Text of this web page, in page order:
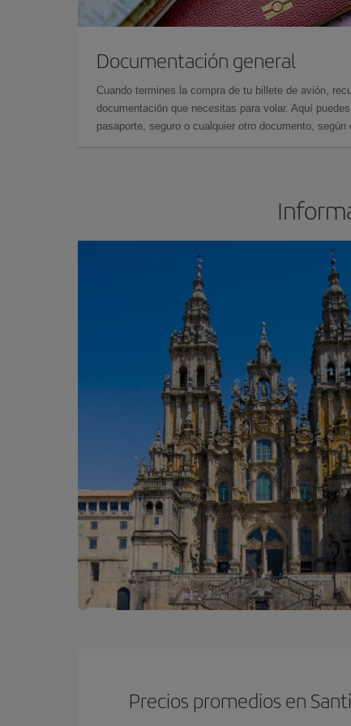
Documentación general
Cuando termines la compra de tu billete de avión,
documentación que necesitas para volar. Aquí
pasaporte, seguro o cualquier otro documento,
Precios promedios en